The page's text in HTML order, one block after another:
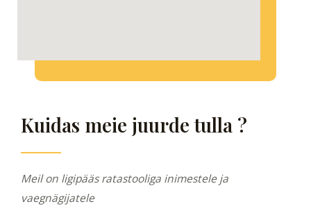
Kuidas meie juurde tulla ?
Meil on ligipääs ratastooliga inimestele ja
vaegnägijatele